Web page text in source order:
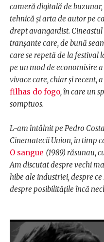
cameră digitală de
tehnică și arta de autor pe
drept avangardist.
tranșante care, de bună
care se repetă de la festival
pe un mod de economisire
vivace care, chiar și recent,
filhas do fogo, în care un
somptuos.
L-am întâlnit pe Pedro
Cinematecii Union, în timp
O sangue (1989) răsunau,
Am discutat despre vechi
hibe ale industriei, despre
despre posibilitățile încă